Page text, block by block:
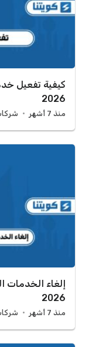
كيفية تفعيل
2026
منذ 7 أشهر
إلغاء
2026
منذ 7 أشهر